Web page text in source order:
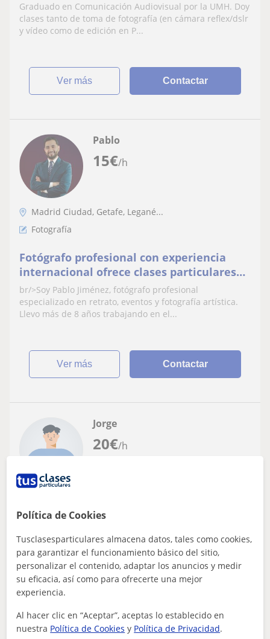
Graduado en Comunicación Audiovisual por la UMH. Doy
clases tanto de toma de fotografía (en cámara reflex/dslr
y vídeo como de edición en P...
ver más Contactar
15€/h
Pablo
Madrid Ciudad, Getafe, Legané...
Fotografía
Fotógrafo profesional con experiencia
internacional ofrece clases particulares
de fotografía en Madrid y online
br/>Soy Pablo Jiménez, fotógrafo profesional
especializado en retrato, eventos y fotografía artística.
Llevo más de 8 años trabajando en el...
ver más Contactar
20€/h
Jorge
Fotografía
Doy clases de Fotografía tanto analógica
como digital y de postproducción
fotográfica digital
He estado impartiendo clases desde hace tres años en la
empresa Grupo Colon IECM en diversas academias que
esta empresa tiene por todo Madr...
Política de Cookies
Tusclasesparticulares almacena datos, tales como cookies,
para garantizar el funcionamiento básico del sitio,
personalizar el contenido, adaptar los anuncios y medir
su eficacia, así como para ofrecerte una mejor
experiencia.
Al hacer clic en “Aceptar”, aceptas lo establecido en
nuestra Política de Cookies y Política de Privacidad.